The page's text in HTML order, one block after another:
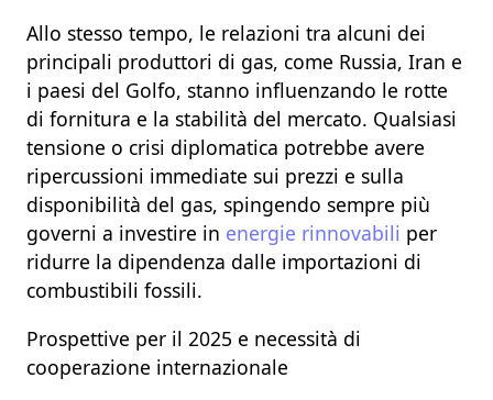
Allo stesso tempo, le relazioni tra alcuni dei
principali produttori di gas, come Russia, Iran e
i paesi del Golfo, stanno influenzando le rotte
di fornitura e la stabilità del mercato. Qualsiasi
tensione o crisi diplomatica potrebbe avere
ripercussioni immediate sui prezzi e sulla
disponibilità del gas, spingendo sempre più
governi a investire in energie rinnovabili per
ridurre la dipendenza dalle importazioni di
combustibili fossili.
Prospettive per il 2025 e necessità di
cooperazione internazionale